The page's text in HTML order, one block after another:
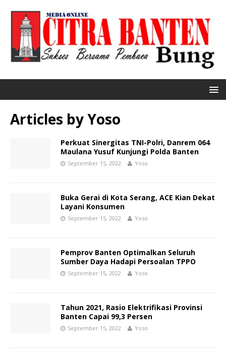
Articles byYoso
Perkuat Sinergitas TNI-Polri, Danrem 064
Maulana Yusuf Kunjungi Polda Banten
September 15, 2022 Yoso
Buka Gerai di Kota Serang, ACE Kian Dekat
Layani Konsumen
September 15, 2022 Yoso
Pemprov Banten Optimalkan Seluruh
Sumber Daya Hadapi Persoalan TPPO
September 15, 2022 Yoso
Tahun 2021, Rasio Elektrifikasi Provinsi
Banten Capai 99,3 Persen
September 15, 2022 Yoso